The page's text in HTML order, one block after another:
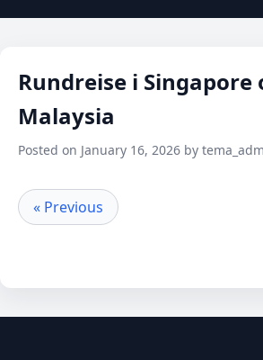
Rundreise i Singapore
Malaysia
Posted on January 16, 2026 by
« Previous